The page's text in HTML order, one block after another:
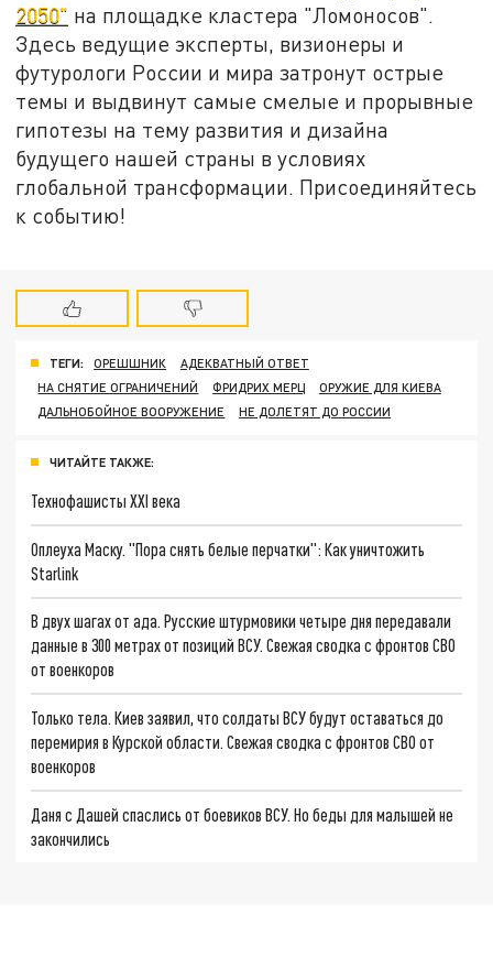
2050" на площадке кластера "Ломоносов".
Здесь ведущие эксперты, визионеры и
футурологи России и мира затронут острые
темы и выдвинут самые смелые и прорывные
гипотезы на тему развития и дизайна
будущего нашей страны в условиях
глобальной трансформации. Присоединяйтесь
к событию!
ТЕГИ: ОРЕШШНИК
АДЕКВАТНЫЙ ОТВЕТ
НА СНЯТИЕ ОГРАНИЧЕНИЙ
ФРИДРИХ МЕРЦ
ОРУЖИЕ ДЛЯ КИЕВА
ДАЛЬНОБОЙНОЕ ВООРУЖЕНИЕ
НЕ ДОЛЕТЯТ ДО РОССИИ
ЧИТАЙТЕ ТАКЖЕ:
Технофашисты XXI века
Оплеуха Маску. "Пора снять белые перчатки": Как уничтожить
Starlink
В двух шагах от ада. Русские штурмовики четыре дня передавали
данные в 300 метрах от позиций ВСУ. Свежая сводка с фронтов СВО
от военкоров
Только тела. Киев заявил, что солдаты ВСУ будут оставаться до
перемирия в Курской области. Свежая сводка с фронтов СВО от
военкоров
Даня с Дашей спаслись от боевиков ВСУ. Но беды для малышей не
закончились